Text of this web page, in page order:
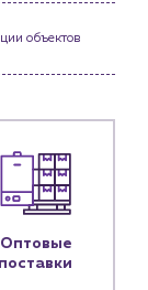
объектов
Оптовые
поставки